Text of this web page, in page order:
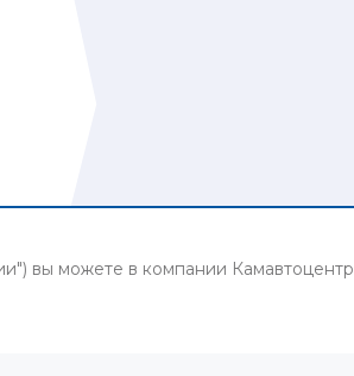
вы можете в компании Камавтоцентр